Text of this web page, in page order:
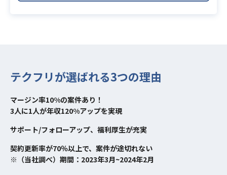
テクフリが選ばれる3つの理由
マージン率10%の案件あり！
3人に1人が年収120%アップを実現
サポート/フォローアップ、福利厚生が充実
契約更新率が70％以上で、案件が途切れない
※（当社調べ）期間：2023年3月~2024年2月